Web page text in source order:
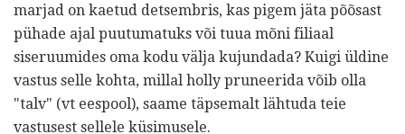
marjad on kaetud detsembris, kas pigem jäta põõsast
pühade ajal puutumatuks või tuua mõni filiaal
siseruumides oma kodu välja kujundada? Kuigi üldine
vastus selle kohta, millal holly pruneerida võib olla
"talv" (vt eespool), saame täpsemalt lähtuda teie
vastusest sellele küsimusele.